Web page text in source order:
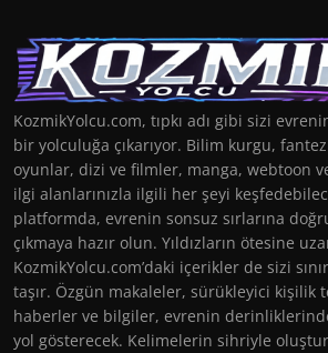
KozmikYolcu.com, tıpkı adı gibi sizi
bir yolculuğa çıkarıyor. Bilim kurgu,
oyunlar, dizi ve filmler, manga, webtoon
ilgi alanlarınızla ilgili her şeyi
platformda, evrenin sonsuz sırlarına
çıkmaya hazır olun. Yıldızların ötesine
KozmikYolcu.com’daki içerikler de sizi
taşır. Özgün makaleler, sürükleyici kişilik
haberler ve bilgiler, evrenin
yol gösterecek. Kelimelerin sihriyle